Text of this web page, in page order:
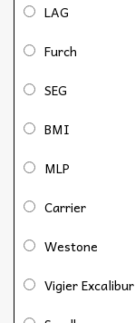
LAG
Furch
SEG
BMI
MLP
Carrier
Westone
Vigier Excalibur